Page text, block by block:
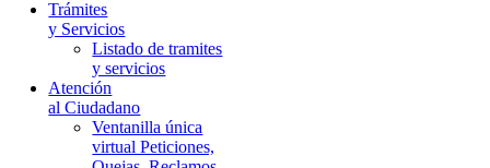
Trámites
y Servicios
Listado de tramites
y servicios
Atención
al Ciudadano
Ventanilla única
virtual Peticiones,